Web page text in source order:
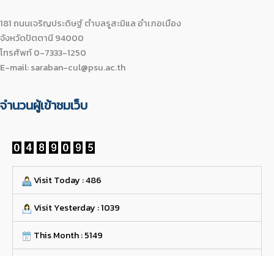
181 ถนนเจริญประดิษฐ์ ตำบลรูสะมิแล อำเภอเมือง
จังหวัดปัตตานี 94000
โทรศัพท์ 0-7333-1250
E-mail: saraban-cul@psu.ac.th
จำนวนผู้เข้าชมเว็บ
Visit Today : 486
Visit Yesterday : 1039
This Month : 5149